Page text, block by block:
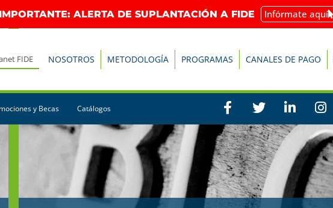
ALERTA DE SUPLANTACIÓN A FIDE Infórmate aquí
FIDE NOSOTROS METODOLOGÍA PROGRAMAS CANALES DE PAGO
y Becas Catálogos